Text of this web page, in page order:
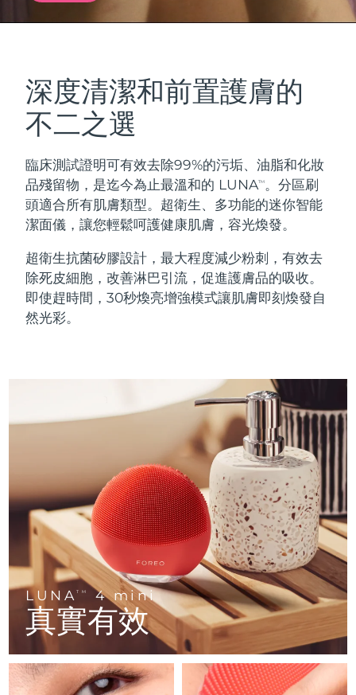
深度清潔和前置護膚的
不二之選
臨床測試證明可有效去除99%的污垢、油脂和化妝
品殘留物，是迄今為止最溫和的 LUNATM 。分區刷
頭適合所有肌膚類型。超衛生、多功能的迷你智能
潔面儀，讓您輕鬆呵護健康肌膚，容光煥發。
超衛生抗菌矽膠設計，最大程度減少粉刺，有效去
除死皮細胞，改善淋巴引流，促進護膚品的吸收。
即使趕時間，30秒煥亮增強模式讓肌膚即刻煥發自
然光彩。
LUNATM 4 mini
真實有效
面部清潔
LUNA™ 4 套裝
Anti-aging massage
LUNA™ 4 Plus
Massage, LED heating
LUNA™ 4 mini
For young skin, T-zone
LUNA™ 4 go
For travel or gym bag
LUNA™護膚
Premium cleansers & balm
LUNA™ 設備
All facial cleansing devices
BEAR™ 2 套裝
Microcurrent toning
BEAR™ 2 go
Microcurrent toning on-the-go
面部提拉護理
Premium anti-aging skincare
BEAR™ 設備
All premium facelift devices
補水保濕
UFO™ 3 套裝
Deep facial hydration
UFO™ 3 mini
Red light therapy device for young skin
UFO™ 3 go
Portable red light therapy
面膜
Rejuvenation & hydration
UFO™ 設備
All deep facial hydration devices
口腔護理
issa™ 4
Hybrid silicone sonic toothbrush
issa™ 4 smile
Hybrid silicone sonic toothbrush
issa™ 4 baby
For ages 0-3
issa™ Teeth Whitening Set
Dual LED + sonic device & 18% PAP gel
ISSA™ 設備
All silicone sonic toothbrushes
FAQ™ 抗老護理
FAQ™ 101
Clinical anti-aging
FAQ™ 102
Advanced clinical anti-aging
FAQ™ 103
Luxurious clinical anti-aging set
FAQ™ P1 Primer
Manuka honey primer
FAQ™ 201
FAQ™ 202
LED mask
FAQ™ 211
Anti-aging neck & décolleté LED mask
FAQ™ 221
Anti-aging LED hand mask
FAQ™ 301
LED hair strengthening scalp massager
FAQ™ Scalp Serum
Scalp recovery probiotic serum
FAQ™護膚品
All FAQ™ skincare
肌膚年輕化
NEW
FAQ™ 501
Full-Spectrum Red Light Therapy
FAQ™ 502
Full-Spectrum Red Light Therapy
FAQ™ Red Light Serum
保健品
NEW
專業治療
巴林 預計送達日期 11/8/26
百慕達 預計送達日期16/8/26
波士尼亞與赫塞哥維納 預計送達日期
汶萊 預計送達日期15/8/26
保加利亞 預計送達日期10/8/26
加拿大
預計送達日期10/8/26
預計送達日期14/8/26
克羅埃西亞 預計送達日期10/8/26
賽普勒斯 預計送達日期11/8/26
捷克 預計送達日期10/8/26
丹麥 預計送達日期10/8/26
愛沙尼亞 預計送達日期
芬蘭 預計送達日期10/8/26